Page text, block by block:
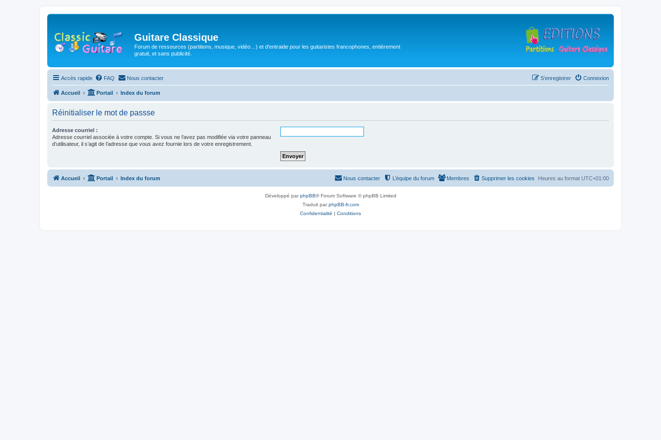
Guitare Classique
Forum de ressources (partitions, musique, vidéo…) et d'entraide pour les guitaristes francophones, entièrement
gratuit, et sans publicité.
Accès rapide FAQ Nous contacter Connexion
S’enregistrer
Accueil Portail Index du forum
Réinitialiser le mot de passse
Adresse courriel :
Adresse courriel associée à votre compte. Si vous ne l’avez pas modifiée via votre panneau
d’utilisateur, il s’agit de l’adresse que vous avez fournie lors de votre enregistrement.
Accueil Portail Index du forum Heures au format UTC+01:00
Supprimer les cookies
Membres
L’équipe du forum
Nous contacter
Développé parphpBB® Forum Software © phpBB Limited
Traduit parphpBB-fr.com
Confidentialité | Conditions